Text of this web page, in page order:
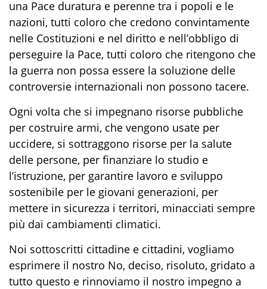
una Pace duratura e perenne tra i popoli e le
nazioni, tutti coloro che credono convintamente
nelle Costituzioni e nel diritto e nell’obbligo di
perseguire la Pace, tutti coloro che ritengono che
la guerra non possa essere la soluzione delle
controversie internazionali non possono tacere.
Ogni volta che si impegnano risorse pubbliche
per costruire armi, che vengono usate per
uccidere, si sottraggono risorse per la salute
delle persone, per finanziare lo studio e
l’istruzione, per garantire lavoro e sviluppo
sostenibile per le giovani generazioni, per
mettere in sicurezza i territori, minacciati sempre
più dai cambiamenti climatici.
Noi sottoscritti cittadine e cittadini, vogliamo
esprimere il nostro No, deciso, risoluto, gridato a
tutto questo e rinnoviamo il nostro impegno a